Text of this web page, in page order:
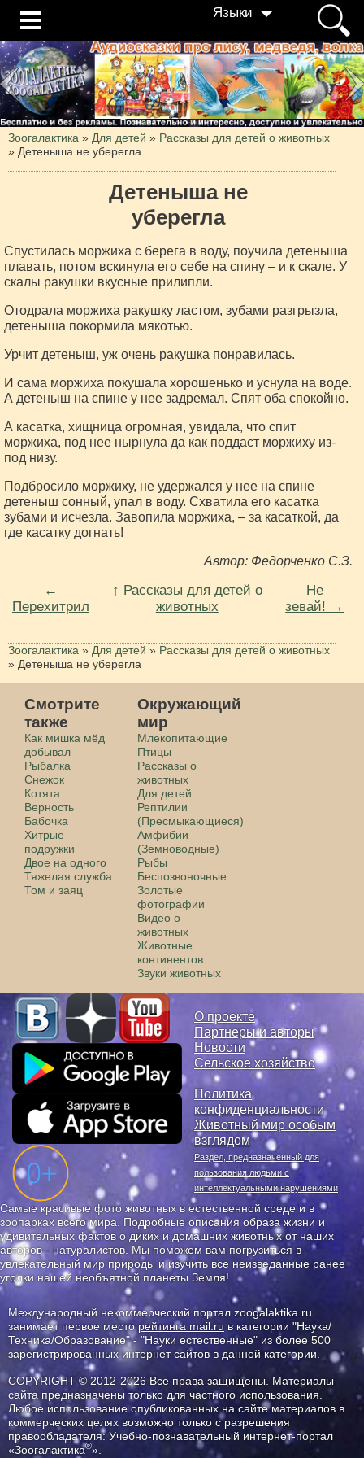
Языки
Зоогалактика » Для детей » Рассказы для детей о животных
» Детеныша не уберегла
Детеныша не
уберегла
Спустилась моржиха с берега в воду, поучила детеныша
плавать, потом вскинула его себе на спину – и к скале. У
скалы ракушки вкусные прилипли.
Отодрала моржиха ракушку ластом, зубами разгрызла,
детеныша покормила мякотью.
Урчит детеныш, уж очень ракушка понравилась.
И сама моржиха покушала хорошенько и уснула на воде.
А детеныш на спине у нее задремал. Спят оба спокойно.
А касатка, хищница огромная, увидала, что спит
моржиха, под нее нырнула да как поддаст моржиху из-
под низу.
Подбросило моржиху, не удержался у нее на спине
детеныш сонный, упал в воду. Схватила его касатка
зубами и исчезла. Завопила моржиха, – за касаткой, да
где касатку догнать!
Автор: Федорченко С.З.
←
Перехитрил
↑ Рассказы для детей о
животных
Не
зевай! →
Зоогалактика » Для детей » Рассказы для детей о животных
» Детеныша не уберегла
Смотрите
также
Как мишка мёд
добывал
Рыбалка
Снежок
Котята
Верность
Бабочка
Хитрые
подружки
Двое на одного
Тяжелая служба
Том и заяц
Окружающий
мир
Млекопитающие
Птицы
Рассказы о
животных
Для детей
Рептилии
(Пресмыкающиеся)
Амфибии
(Земноводные)
Рыбы
Беспозвоночные
Золотые
фотографии
Видео о
животных
Животные
континентов
Звуки животных
О проекте
Партнеры и авторы
Новости
Сельское хозяйство
Политика
конфиденциальности
Животный мир особым
взглядом
Раздел, предназначенный для
пользования людьми с
интеллектуальными нарушениями
Самые красивые фото животных в естественной среде и в
зоопарках всего мира. Подробные описания образа жизни и
удивительных фактов о диких и домашних животных от наших
авторов - натуралистов. Мы поможем вам погрузиться в
увлекательный мир природы и изучить все неизведанные ранее
уголки нашей необъятной планеты Земля!
Международный некоммерческий портал zoogalaktika.ru
занимает первое месторейтинга mail.ru в категории "Наука/
Техника/Образование" - "Науки естественные" из более 500
зарегистрированных интернет сайтов в данной категории.
COPYRIGHT © 2012-2026 Все права защищены. Материалы
сайта предназначены только для частного использования.
Любое использование опубликованных на сайте материалов в
коммерческих целях возможно только с разрешения
правообладателя: Учебно-познавательный интернет-портал
«Зоогалактика®».